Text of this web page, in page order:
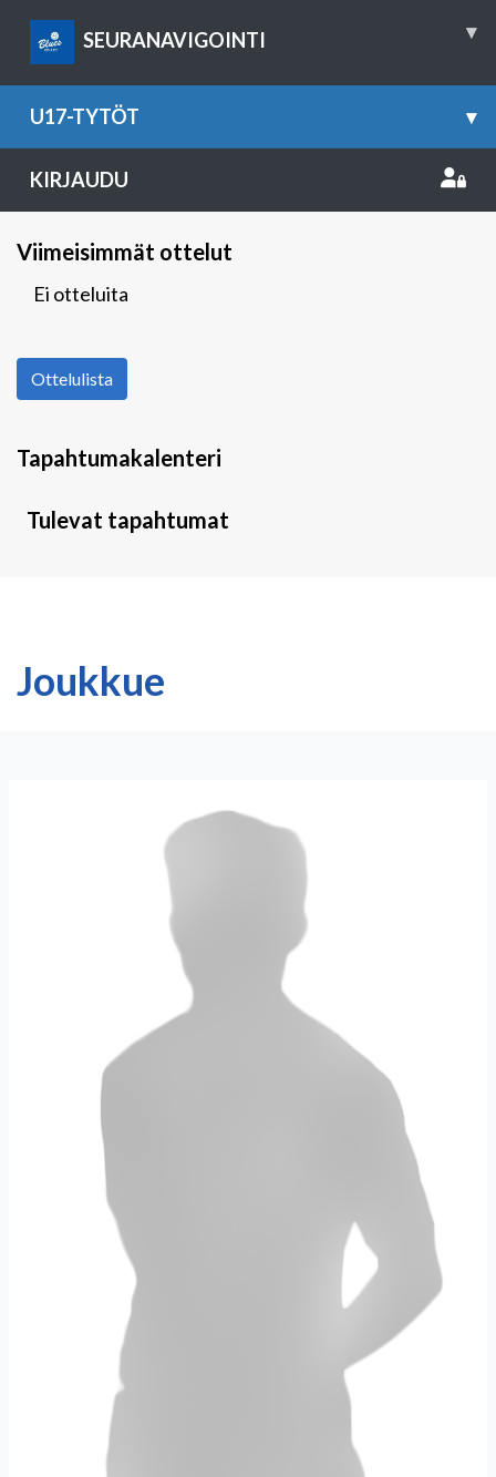
SEURANAVIGOINTI ▾
U17-TYTÖT ▾
KIRJAUDU
Viimeisimmät ottelut
Ei otteluita
Ottelulista
Tapahtumakalenteri
Tulevat tapahtumat
Joukkue